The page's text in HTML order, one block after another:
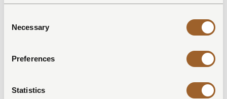
Selection
Necessary
Preferences
Statistics
VOORNAAM *